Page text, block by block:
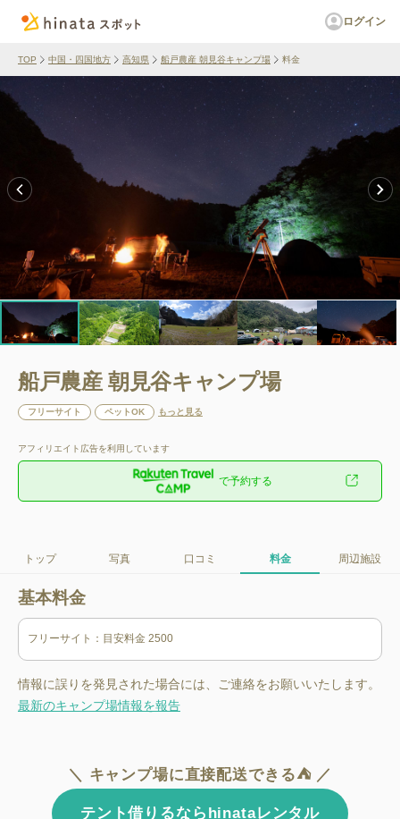
ログイン
TOP 中国・四国地方 高知県 船戸農産 朝見谷キャンプ場 料金
船戸農産 朝見谷キャンプ場
フリーサイト ペットOK もっと見る
アフィリエイト広告を利用しています
で予約する
トップ 写真 口コミ 料金 周辺施設
基本料金
情報に誤りを発見された場合には、ご連絡をお願いいたします。
最新のキャンプ場情報を報告
＼ キャンプ場に直接配送できる⛺ ／
テント借りるならhinataレンタル